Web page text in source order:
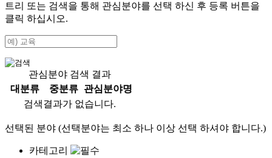
트리 또는 검색을 통해 관심분야를 선택 하신 후 등록 버튼을
클릭 하십시오.
관심분야 검색 결과
대분류
중분류
관심분야명
검색결과가 없습니다.
선택된 분야 (선택분야는 최소 하나 이상 선택 하셔야 합니다.)
카테고리